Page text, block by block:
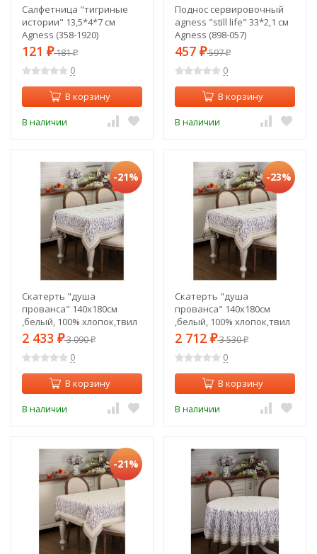
Салфетница "тигриные
истории" 13,5*4*7 см
Agness (358-1920)
121 ₽181₽
0
В корзину
В наличии
Поднос сервировочный
agness "still life" 33*2,1 см
Agness (898-057)
457 ₽597₽
0
В корзину
В наличии
-21%
Скатерть "душа
прованса" 140х180см
,белый, 100% хлопок,твил
Lefard (850-735-2)
2 433 ₽3 090₽
0
В корзину
В наличии
-23%
Скатерть "душа
прованса" 140х180см
,белый, 100% хлопок,твил
с пропиткой Lefard (850-
735-23)
2 712 ₽3 530₽
0
В корзину
В наличии
-21%